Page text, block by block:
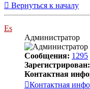
Вернуться к началу
Es
Администратор
Сообщения: 1295
Зарегистрирован:
Контактная
Контактная